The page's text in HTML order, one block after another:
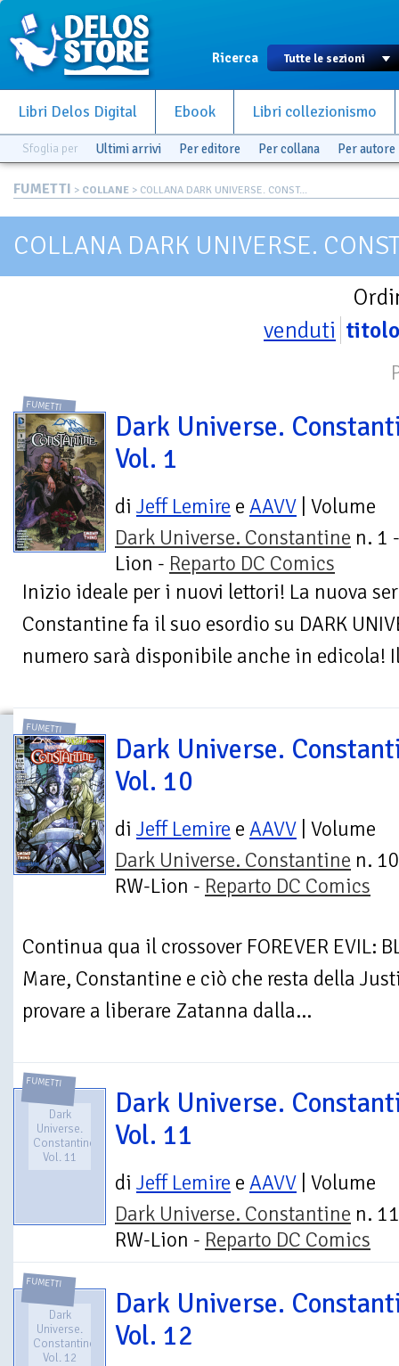
Ricerca
Libri Delos Digital Ebook Libri collezionismo
Sfoglia per Ultimi arrivi Per editore Per collana Per autore
FUMETTI > COLLANE > COLLANA DARK UNIVERSE. CONST...
COLLANA DARK UNIVERSE.
venduti titolo
FUMETTI
Dark Universe.
Vol. 1
di Jeff Lemire e AAVV | Volume
Dark Universe. Constantine n. 1
Lion - Reparto DC Comics
Inizio ideale per i nuovi lettori! La nuova
Constantine fa il suo esordio su DARK
numero sarà disponibile anche in edicola!
FUMETTI
Dark Universe.
Vol. 10
di Jeff Lemire e AAVV | Volume
Dark Universe. Constantine n.
RW-Lion - Reparto DC Comics
Continua qua il crossover FOREVER EVIL:
Mare, Constantine e ciò che resta della
provare a liberare Zatanna dalla...
FUMETTI
Dark
Universe.
Constantine.
Vol. 11
Dark Universe.
Vol. 11
di Jeff Lemire e AAVV | Volume
Dark Universe. Constantine n.
RW-Lion - Reparto DC Comics
FUMETTI
Dark
Universe.
Constantine.
Vol. 12
Dark Universe.
Vol. 12